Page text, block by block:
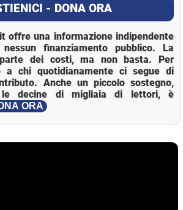
- DONA ORA
offre una informazione indipendente
finanziamento pubblico. La
dei costi, ma non basta. Per
a chi quotidianamente ci segue di
Anche un piccolo sostegno,
le decine di migliaia di lettori, è
ORA